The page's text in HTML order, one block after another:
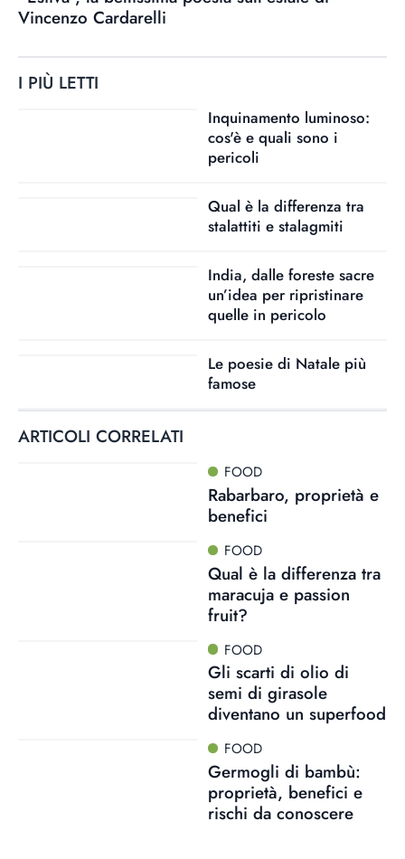
Vincenzo Cardarelli
I PIÙ LETTI
Inquinamento luminoso:
cos'è e quali sono i
pericoli
Qual è la differenza tra
stalattiti e stalagmiti
India, dalle foreste sacre
un’idea per ripristinare
quelle in pericolo
Le poesie di Natale più
famose
ARTICOLI CORRELATI
FOOD
Rabarbaro, proprietà e
benefici
FOOD
Qual è la differenza tra
maracuja e passion
fruit?
FOOD
Gli scarti di olio di
semi di girasole
diventano un superfood
FOOD
Germogli di bambù:
proprietà, benefici e
rischi da conoscere